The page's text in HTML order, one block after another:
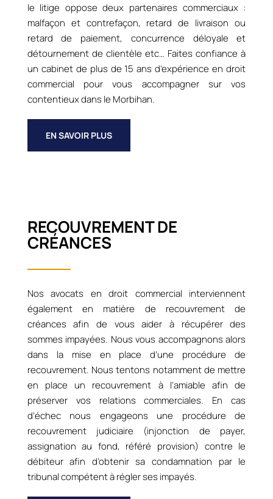
le litige oppose deux partenaires commerciaux :
malfaçon et contrefaçon, retard de livraison ou
retard de paiement, concurrence déloyale et
détournement de clientèle etc… Faites confiance à
un cabinet de plus de 15 ans d’expérience en droit
commercial pour vous accompagner sur vos
contentieux dans le Morbihan.
EN SAVOIR PLUS
RECOUVREMENT DE
CRÉANCES
Nos avocats en droit commercial interviennent
également en matière de recouvrement de
créances afin de vous aider à récupérer des
sommes impayées. Nous vous accompagnons alors
dans la mise en place d’une procédure de
recouvrement. Nous tentons notamment de mettre
en place un recouvrement à l’amiable afin de
préserver vos relations commerciales. En cas
d’échec nous engageons une procédure de
recouvrement judiciaire (injonction de payer,
assignation au fond, référé provision) contre le
débiteur afin d’obtenir sa condamnation par le
tribunal compétent à régler ses impayés.